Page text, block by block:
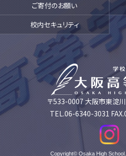
ご寄付のお願い
校内セキュリティ
〒533-0007 大阪市東淀
TEL.06-6340-3031
Copyright© Osaka High School.